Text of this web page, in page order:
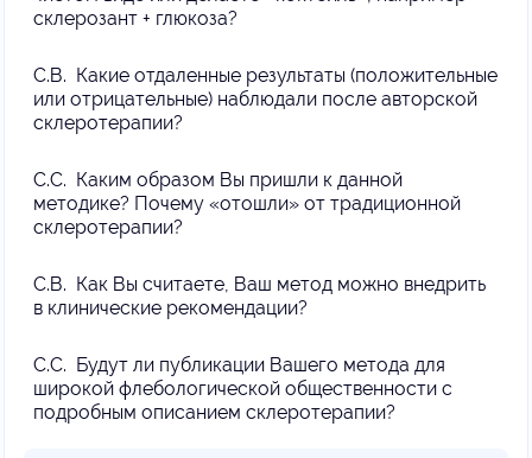
склерозант + глюкоза?
С.В. Какие отдаленные результаты (положительные
или отрицательные) наблюдали после авторской
склеротерапии?
С.С. Каким образом Вы пришли к данной
методике? Почему «отошли» от традиционной
склеротерапии?
С.В. Как Вы считаете, Ваш метод можно внедрить
в клинические рекомендации?
С.С. Будут ли публикации Вашего метода для
широкой флебологической общественности с
подробным описанием склеротерапии?